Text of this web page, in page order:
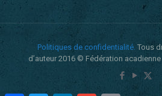
Politiques de confidentialité. Tous
d’auteur 2016 © Fédération